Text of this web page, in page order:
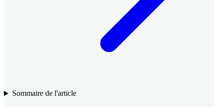
Sommaire de l'article